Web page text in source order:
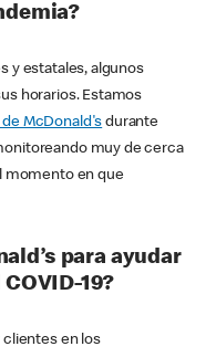
y estatales, algunos
horarios. Estamos
McDonald's durante
muy de cerca
momento en que
para ayudar
19?
clientes en los